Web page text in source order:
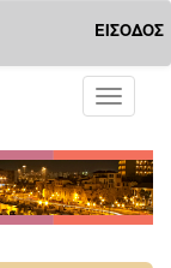
ΕΙΣΟΔΟΣ
Toggle